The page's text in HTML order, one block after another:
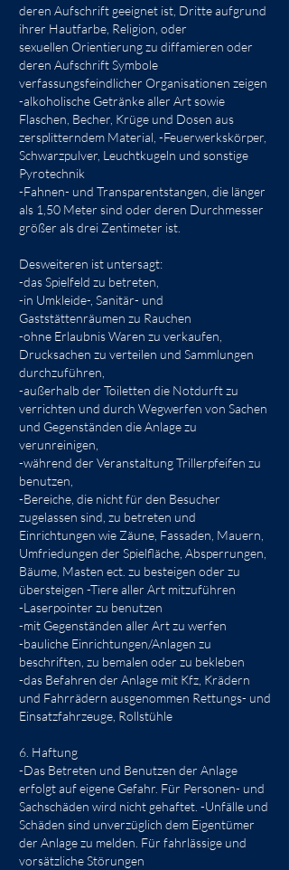
deren Aufschrift geeignet ist, Dritte aufgrund
ihrer Hautfarbe, Religion, oder
sexuellen Orientierung zu diffamieren oder
deren Aufschrift Symbole
verfassungsfeindlicher Organisationen zeigen
-alkoholische Getränke aller Art sowie
Flaschen, Becher, Krüge und Dosen aus
zersplitterndem Material, -Feuerwerkskörper,
Schwarzpulver, Leuchtkugeln und sonstige
Pyrotechnik
-Fahnen- und Transparentstangen, die länger
als 1,50 Meter sind oder deren Durchmesser
größer als drei Zentimeter ist.
Desweiteren ist untersagt:
-das Spielfeld zu betreten,
-in Umkleide-, Sanitär- und
Gaststättenräumen zu Rauchen
-ohne Erlaubnis Waren zu verkaufen,
Drucksachen zu verteilen und Sammlungen
durchzuführen,
-außerhalb der Toiletten die Notdurft zu
verrichten und durch Wegwerfen von Sachen
und Gegenständen die Anlage zu
verunreinigen,
-während der Veranstaltung Trillerpfeifen zu
benutzen,
-Bereiche, die nicht für den Besucher
zugelassen sind, zu betreten und
Einrichtungen wie Zäune, Fassaden, Mauern,
Umfriedungen der Spielfläche, Absperrungen,
Bäume, Masten ect. zu besteigen oder zu
übersteigen -Tiere aller Art mitzuführen
-Laserpointer zu benutzen
-mit Gegenständen aller Art zu werfen
-bauliche Einrichtungen/Anlagen zu
beschriften, zu bemalen oder zu bekleben
-das Befahren der Anlage mit Kfz, Krädern
und Fahrrädern ausgenommen Rettungs- und
Einsatzfahrzeuge, Rollstühle
6. Haftung
-Das Betreten und Benutzen der Anlage
erfolgt auf eigene Gefahr. Für Personen- und
Sachschäden wird nicht gehaftet. -Unfälle und
Schäden sind unverzüglich dem Eigentümer
der Anlage zu melden. Für fahrlässige und
vorsätzliche Störungen